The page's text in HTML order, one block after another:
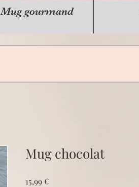
Mug gourmand
Mug chocolat
15,99 €Prix